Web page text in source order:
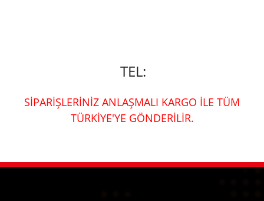
TEL:
SİPARİŞLERİNİZ ANLAŞMALI KARGO İLE TÜM
TÜRKİYE'YE GÖNDERİLİR.